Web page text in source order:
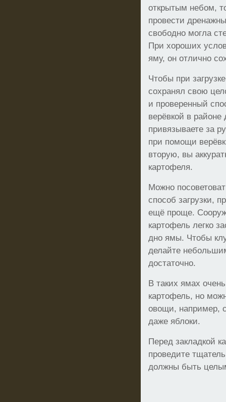
открытым небом,
провести
свободно могла
При хороших
яму, он отлично
Чтобы при
сохранял свою
и проверенный
верёвкой в районе
привязываете за
при помощи
вторую, вы
картофеля.
Можно
способ загрузки,
ещё проще.
картофель легко
дно ямы. Чтобы
делайте
достаточно.
В таких ямах
картофель, но
овощи, например,
даже яблоки.
Перед закладкой
проведите
должны быть